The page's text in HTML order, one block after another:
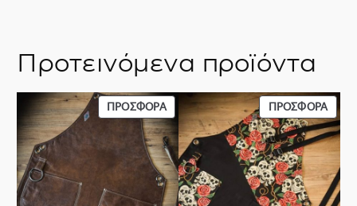
Προτεινόμενα προϊόντα
ΠΡΟΣΦΟΡΆΠΡΟΪΌΝ
ΣΕ
ΠΡΟΣΦΟΡΆ
ΠΡΟΣΦΟΡΆ
ΣΕ